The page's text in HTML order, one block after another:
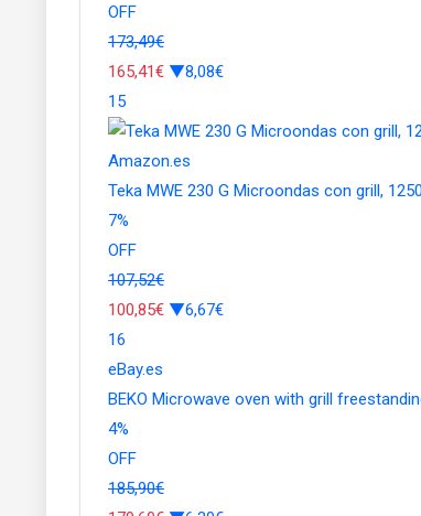
OFF
173,49€
165,41€ ▼8,08€
15
Amazon.es
Teka MWE 230 G Microondas con grill,
7%
OFF
107,52€
100,85€ ▼6,67€
16
eBay.es
BEKO Microwave oven with grill
4%
OFF
185,90€